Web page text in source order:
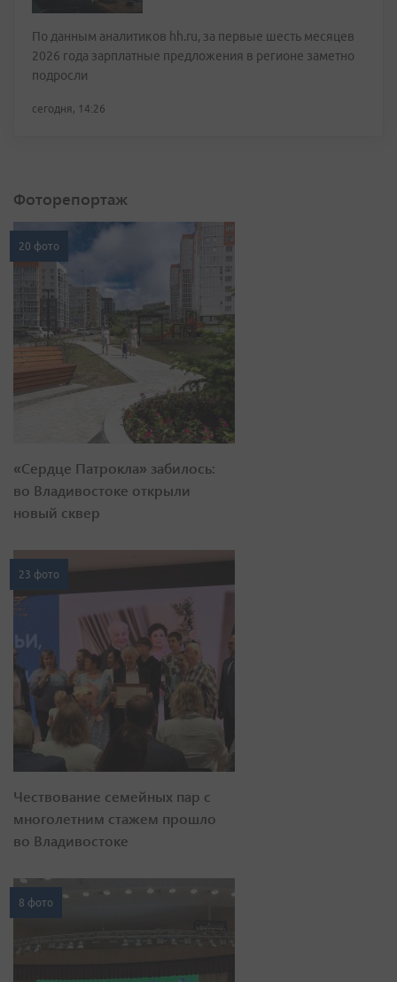
По данным аналитиков hh.ru, за первые шесть месяцев
2026 года зарплатные предложения в регионе заметно
подросли
сегодня, 14:26
Фоторепортаж
20 фото
«Сердце Патрокла» забилось:
во Владивостоке открыли
новый сквер
23 фото
Чествование семейных пар с
многолетним стажем прошло
во Владивостоке
8 фото